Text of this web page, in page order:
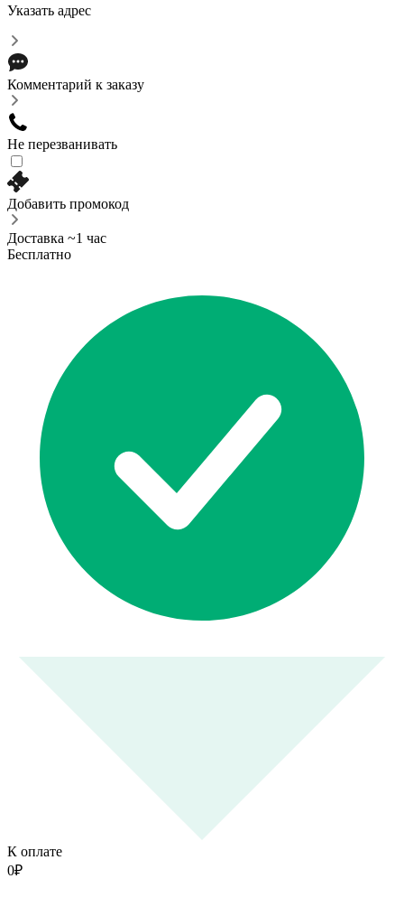
Указать адрес
Комментарий к заказу
Не перезванивать
Добавить промокод
Доставка ~1 час
Бесплатно
К оплате
0₽